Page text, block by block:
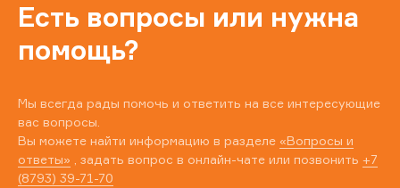
Есть вопросы или нужна
помощь?
Мы всегда рады помочь и ответить на все интересующие
вас вопросы.
Вы можете найти информацию в разделе «Вопросы и
ответы» , задать вопрос в онлайн-чате или позвонить +7
(8793) 39-71-70